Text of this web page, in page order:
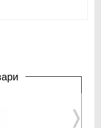
❭